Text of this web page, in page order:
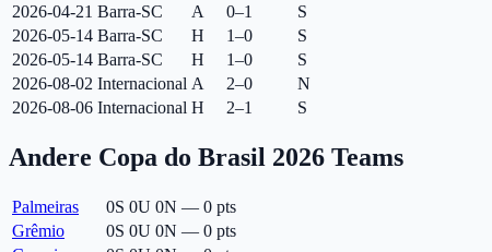
2026-04-21 Barra-SC A 0–1
S
2026-05-14 Barra-SC H 1–0
S
2026-05-14 Barra-SC H 1–0
S
2026-08-02 Internacional A 2–0
N
2026-08-06 Internacional H 2–1 S
Andere Copa do Brasil 2026 Teams
Palmeiras 0S 0U 0N — 0 pts
Grêmio
0S 0U 0N — 0 pts